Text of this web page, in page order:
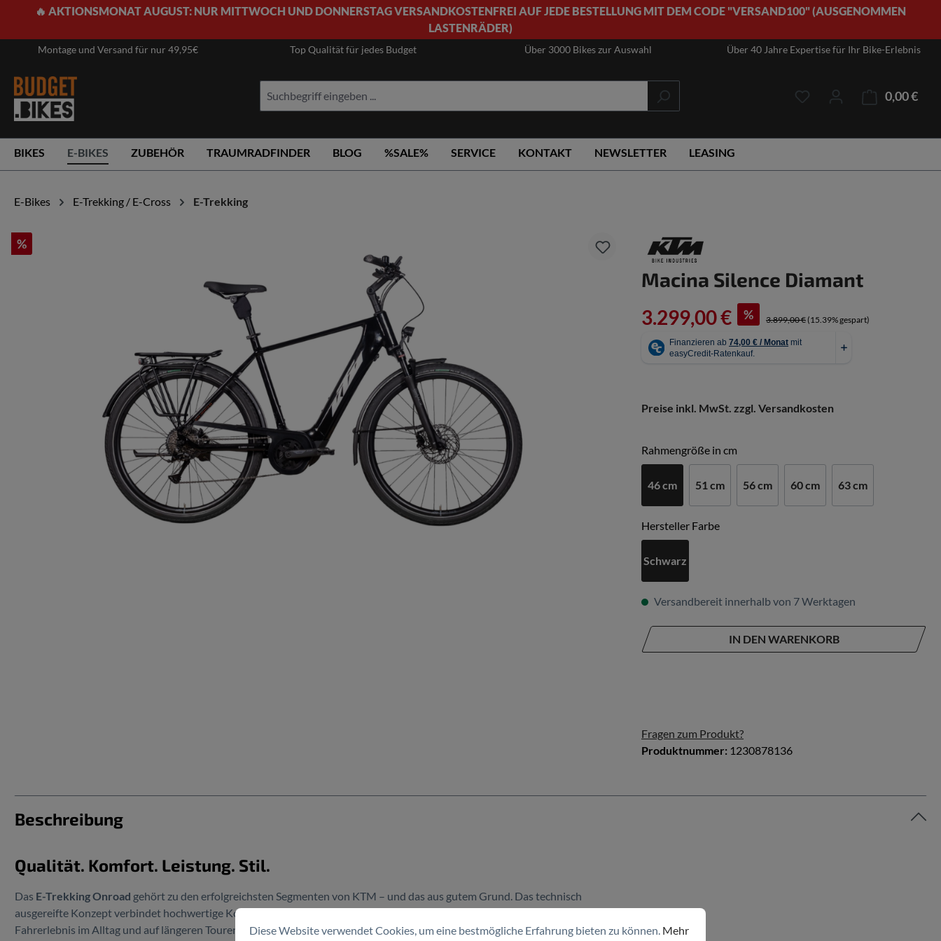
Zur Hauptnavigation springen
🔥 AKTIONSMONAT AUGUST: NUR MITTWOCH UND DONNERSTAG VERSANDKOSTENFREI AUF JEDE BESTELLUNG MIT DEM CODE "VERSAND100" (AUSGENOMMEN
LASTENRÄDER)
Montage und Versand für nur 49,95€ Top Qualität für jedes Budget Über 3000 Bikes zur Auswahl Über 40 Jahre Expertise für Ihr Bike-Erlebnis
0,00 €
BIKES E-BIKES ZUBEHÖR TRAUMRADFINDER BLOG %SALE% SERVICE KONTAKT NEWSLETTER LEASING
E-Bikes E-Trekking / E-Cross E-Trekking
%
Bildergalerie überspringen
Macina Silence Diamant
3.299,00 €
% 3.899,00 € (15.39% gespart)
Preise inkl. MwSt. zzgl. Versandkosten
Rahmengröße in cm
46 cm 51 cm 56 cm 60 cm 63 cm
Hersteller Farbeauswählen
Schwarz
Versandbereit innerhalb von 7 Werktagen
IN DEN WARENKORB
Fragen zum Produkt?
Produktnummer: 1230878136
Beschreibung
Qualität. Komfort. Leistung. Stil.
Das E-Trekking Onroad gehört zu den erfolgreichsten Segmenten von KTM – und das aus gutem Grund. Das technisch
ausgereifte Konzept verbindet hochwertige Komponenten mit durchdachtem Design und sorgt so für ein erstklassiges
Fahrerlebnis im Alltag und auf längeren Touren.
Diese Website verwendet Cookies, um eine bestmögliche Erfahrung bieten zu können. Mehr